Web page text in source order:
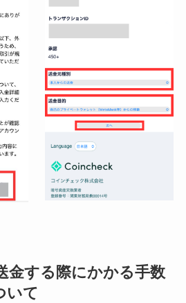
金する際にかかる手数
いて